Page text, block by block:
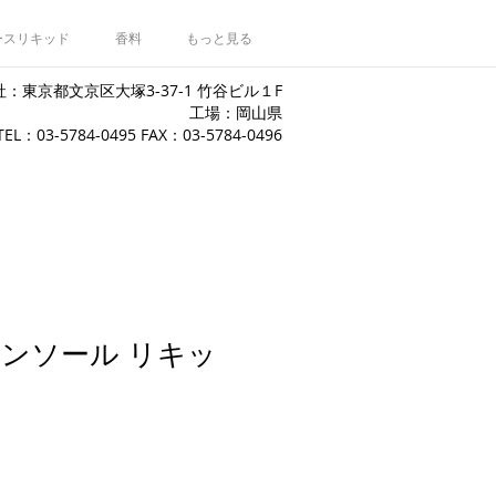
リキッド 香料 もっと見る
：東京都文京区大塚3-37-1 竹谷ビル１F
工場：岡山県
：03-5784-0495 FAX：03-5784-0496
ソール リキッ